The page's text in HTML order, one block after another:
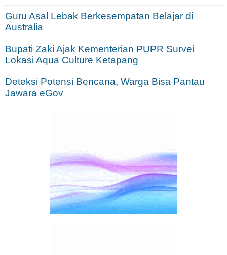
Guru Asal Lebak Berkesempatan Belajar di
Australia
Bupati Zaki Ajak Kementerian PUPR Survei
Lokasi Aqua Culture Ketapang
Deteksi Potensi Bencana, Warga Bisa Pantau
Jawara eGov